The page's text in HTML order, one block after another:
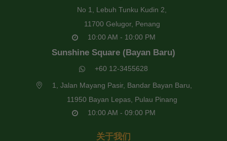
No 1, Lebuh Tunku Kudin 2,
11700 Gelugor, Penang
10:00 AM - 10:00 PM
Sunshine Square (Bayan Baru)
+60 12-3455628
1, Jalan Mayang Pasir, Bandar Bayan Baru,
11950 Bayan Lepas, Pulau Pinang
10:00 AM - 09:00 PM
关于我们